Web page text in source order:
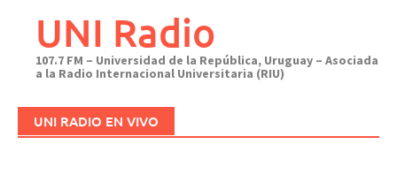
UNI Radio
107.7 FM – Universidad de la República, Uruguay – Asociada
a la Radio Internacional Universitaria (RIU)
UNI RADIO EN VIVO